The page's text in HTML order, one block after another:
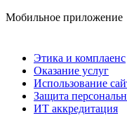
Мобильное приложение
Этика и комплаенс
Оказание услуг
Использование
Защита
ИТ аккредитация